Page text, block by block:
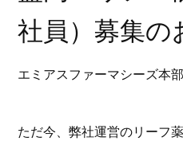
社員）募集の
エミアスファーマシーズ本部
ただ今、弊社運営のリーフ